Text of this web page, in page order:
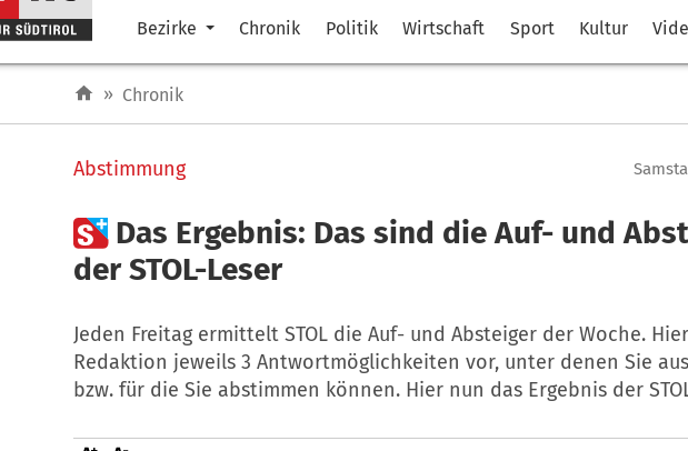
Bezirke Chronik Politik Wirtschaft Sport Kultur
» Chronik
Abstimmung
 Das Ergebnis: Das sind die Auf- und
der STOL-Leser
Jeden Freitag ermittelt STOL die Auf- und Absteiger der Woche.
Redaktion jeweils 3 Antwortmöglichkeiten vor, unter denen Sie
bzw. für die Sie abstimmen können. Hier nun das Ergebnis der